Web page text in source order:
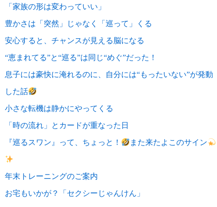
「家族の形は変わっていい」
豊かさは「突然」じゃなく「巡って」くる
安心すると、チャンスが見える脳になる
“恵まれてる”と“巡る”は同じ“めぐ”だった！
息子には豪快に淹れるのに、自分には“もったいない”が発動
した話
小さな転機は静かにやってくる
「時の流れ」とカードが重なった日
『巡るスワン』って、ちょっと！ また来たよこのサイン
年末トレーニングのご案内
お宅もいかが？「セクシーじゃんけん」